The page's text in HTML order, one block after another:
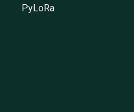
PyLoRa